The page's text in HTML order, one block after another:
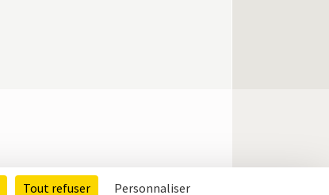
Tout refuser Personnaliser